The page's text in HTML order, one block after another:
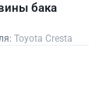
бака
Toyota Cresta